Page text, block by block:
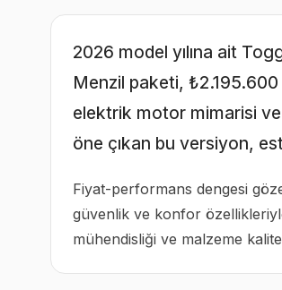
2026 model yılına ait
Menzil paketi, ₺2.195.600
elektrik motor mimarisi
öne çıkan bu versiyon,
Fiyat-performans dengesi
güvenlik ve konfor
mühendisliği ve malzeme